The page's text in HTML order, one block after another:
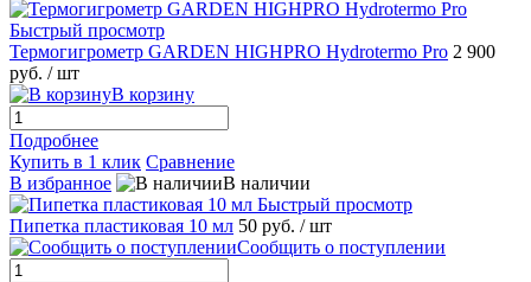
Быстрый просмотр
Термогигрометр GARDEN HIGHPRO Hydrotermo Pro 2 900
руб. / шт
В корзину
Подробнее
Купить в 1 клик Сравнение
В избранное
В наличии
Быстрый просмотр
Пипетка пластиковая 10 мл 50 руб. / шт
Сообщить о поступлении